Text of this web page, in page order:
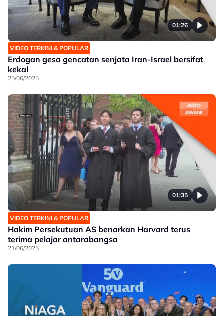
01:26
VIDEO TERKINI & POPULAR
Erdogan gesa gencatan senjata Iran-Israel bersifat
kekal
25/06/2025
01:35
VIDEO TERKINI & POPULAR
Hakim Persekutuan AS benarkan Harvard terus
terima pelajar antarabangsa
21/06/2025